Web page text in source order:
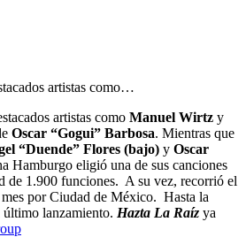
artistas como…
artistas como Manuel Wirtz y
Oscar “Gogui” Barbosa. Mientras que
“Duende” Flores (bajo) y Oscar
Hamburgo eligió una de sus canciones
de 1.900 funciones. A su vez, recorrió el
por Ciudad de México. Hasta la
último lanzamiento. Hazta La Raíz ya